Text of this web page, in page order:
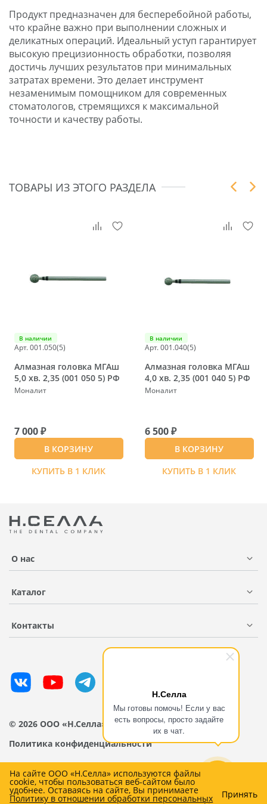
Н.Селла
Мы готовы помочь! Если у вас
есть вопросы, просто задайте
их в чат.
0
Продукт предназначен для бесперебойной работы,
что крайне важно при выполнении сложных и
деликатных операций. Идеальный уступ гарантирует
высокую прецизионность обработки, позволяя
достичь лучших результатов при минимальных
затратах времени. Это делает инструмент
незаменимым помощником для современных
стоматологов, стремящихся к максимальной
точности и качеству работы.
ТОВАРЫ ИЗ ЭТОГО РАЗДЕЛА
В наличии
Арт. 001.050(5)
Алмазная головка МГАш
5,0 хв. 2,35 (001 050 5) РФ
Моналит
7 000 ₽
В КОРЗИНУ
КУПИТЬ В 1 КЛИК
В наличии
Арт. 001.040(5)
Алмазная головка МГАш
4,0 хв. 2,35 (001 040 5) РФ
Моналит
6 500 ₽
В КОРЗИНУ
КУПИТЬ В 1 КЛИК
О нас
Каталог
Контакты
© 2026 ООО «Н.Селла»
Политика конфиденциальности
На сайте ООО «Н.Селла» используются файлы
cookie, чтобы пользоваться веб-сайтом было
удобнее. Оставаясь на сайте, Вы принимаете
Политику в отношении обработки персональных Принять